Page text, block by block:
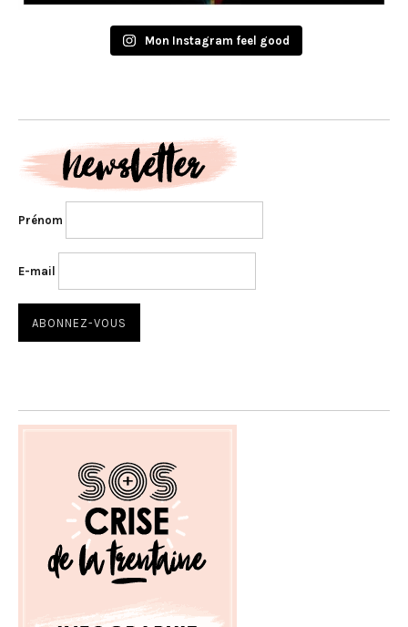
Mon Instagram feel good
Prénom
E-mail